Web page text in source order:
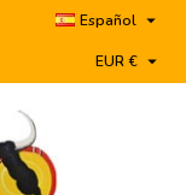
Español 
EUR € 